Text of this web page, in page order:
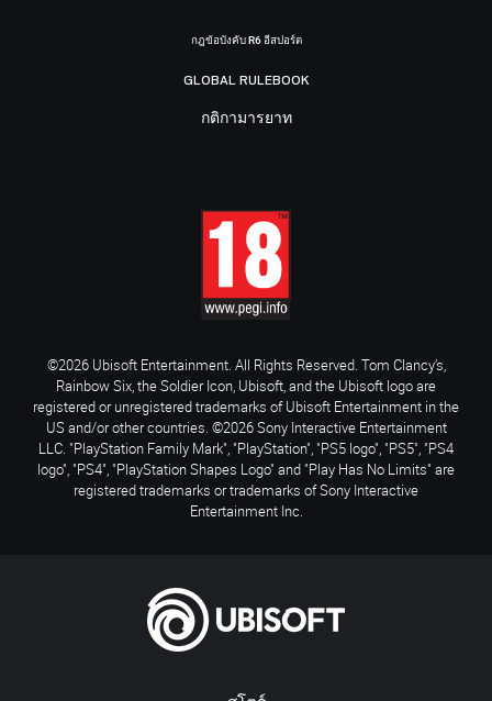
กฎข้อบังคับ R6 อีสปอร์ต
GLOBAL RULEBOOK
กติกามารยาท
©2026 Ubisoft Entertainment. All Rights Reserved. Tom Clancy’s,
Rainbow Six, the Soldier Icon, Ubisoft, and the Ubisoft logo are
registered or unregistered trademarks of Ubisoft Entertainment in the
US and/or other countries. ©2026 Sony Interactive Entertainment
LLC. "PlayStation Family Mark", "PlayStation", "PS5 logo", "PS5", "PS4
logo", "PS4", "PlayStation Shapes Logo" and "Play Has No Limits" are
registered trademarks or trademarks of Sony Interactive
Entertainment Inc.